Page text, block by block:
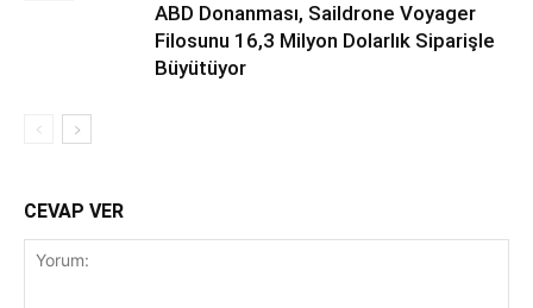
ABD Donanması, Saildrone Voyager
Filosunu 16,3 Milyon Dolarlık Siparişle
Büyütüyor
CEVAP VER